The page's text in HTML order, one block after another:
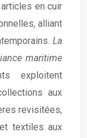
en cuir
alliant
La
maritime
exploitent
aux
revisitées,
textiles aux